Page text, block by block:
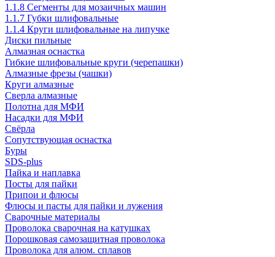
1.1.8 Сегменты для мозаичных машин
1.1.7 Губки шлифовальные
1.1.4 Круги шлифовальные на липучке
Диски пильные
Алмазная оснастка
Гибкие шлифовальные круги (черепашки)
Алмазные фрезы (чашки)
Круги алмазные
Сверла алмазные
Полотна для МФИ
Насадки для МФИ
Свёрла
Сопутствующая оснастка
Буры
SDS-plus
Пайка и наплавка
Посты для пайки
Припои и флюсы
Флюсы и пасты для пайки и лужения
Сварочные материалы
Проволока сварочная на катушках
Порошковая самозащитная проволока
Проволока для алюм. сплавов